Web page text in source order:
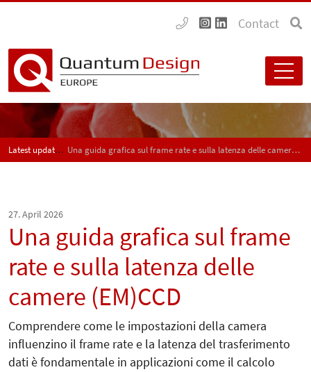
Contact
Latest updates Una guida grafica sul frame rate e sulla latenza delle camere (EM)CCD
27. April 2026
Una guida grafica sul frame
rate e sulla latenza delle
camere (EM)CCD
Comprendere come le impostazioni della camera
influenzino il frame rate e la latenza del trasferimento
dati è fondamentale in applicazioni come il calcolo